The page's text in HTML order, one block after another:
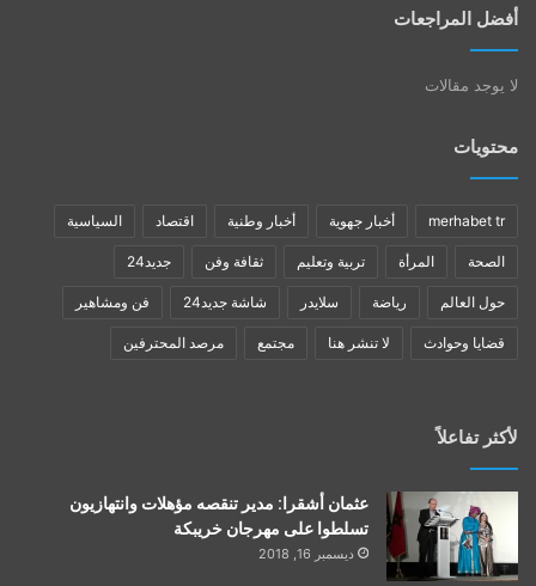
أفضل المراجعات
لا يوجد مقالات
محتويات
merhabet tr أخبار جهوية أخبار وطنية اقتصاد السياسية
الصحة المرأة تربية وتعليم ثقافة وفن جديد24
حول العالم رياضة سلايدر شاشة جديد24 فن ومشاهير
قضايا وحوادث لا تنشر هنا مجتمع مرصد المحترفين
لأكثر تفاعلاً
عثمان أشقرا: مدير تنقصه مؤهلات وانتهازيون
تسلطوا على مهرجان خريبكة
ديسمبر 16, 2018